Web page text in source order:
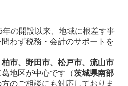
年の開設以来、地域に根差す事
わず税務・会計のサポートを
市、野田市、松戸市、流山市
地区が中心です（茨城県南部
のご相談にも対応しておりま